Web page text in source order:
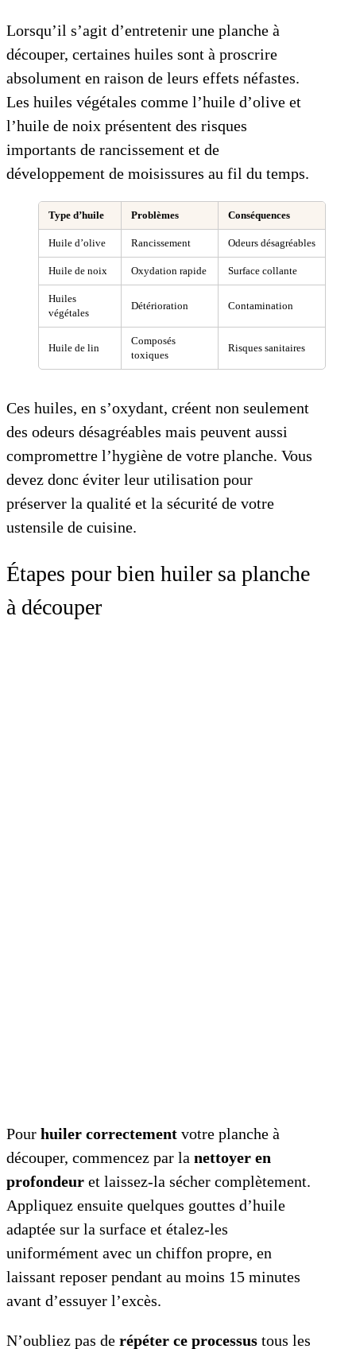
Lorsqu’il s’agit d’entretenir une planche à
découper, certaines huiles sont à proscrire
absolument en raison de leurs effets néfastes.
Les huiles végétales comme l’huile d’olive et
l’huile de noix présentent des risques
importants de rancissement et de
développement de moisissures au fil du temps.
Type d’huile Problèmes Conséquences
Huile d’olive Rancissement Odeurs désagréables
Huile de noix Oxydation rapide Surface collante
Huiles
végétales
Détérioration Contamination
Huile de lin
Composés
toxiques
Risques sanitaires
Ces huiles, en s’oxydant, créent non seulement
des odeurs désagréables mais peuvent aussi
compromettre l’hygiène de votre planche. Vous
devez donc éviter leur utilisation pour
préserver la qualité et la sécurité de votre
ustensile de cuisine.
Étapes pour bien huiler sa planche
à découper
Pour huiler correctement votre planche à
découper, commencez par la nettoyer en
profondeur et laissez-la sécher complètement.
Appliquez ensuite quelques gouttes d’huile
adaptée sur la surface et étalez-les
uniformément avec un chiffon propre, en
laissant reposer pendant au moins 15 minutes
avant d’essuyer l’excès.
N’oubliez pas de répéter ce processus tous les